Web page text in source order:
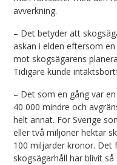
avverkning.
– Det betyder att
askan i elden eftersom
mot skogsägarens
Tidigare kunde
– Det som en gång var
40 000 mindre och
helt annat. För Sverige
eller två miljoner hektar
100 miljarder kronor. Det
skogsägarhåll har blivit